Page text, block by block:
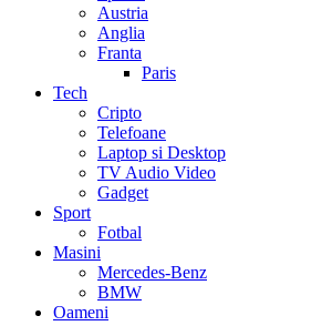
Austria
Anglia
Franta
Paris
Tech
Cripto
Telefoane
Laptop si Desktop
TV Audio Video
Gadget
Sport
Fotbal
Masini
Mercedes-Benz
BMW
Oameni